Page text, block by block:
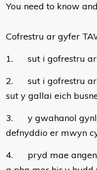
You need to know
Cofrestru ar gyfer
1. sut i gofrestru ar
2. sut i gofrestru ar
sut y gallai eich
3. y gwahanol
defnyddio er mwyn
4. pryd mae angen